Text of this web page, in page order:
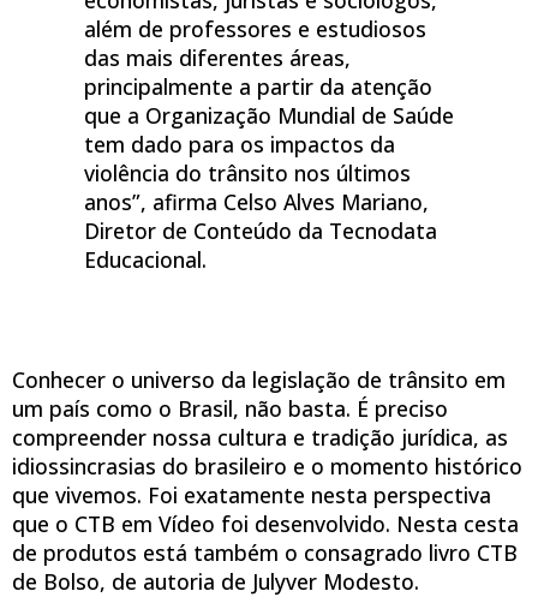
além de professores e estudiosos
das mais diferentes áreas,
principalmente a partir da atenção
que a Organização Mundial de Saúde
tem dado para os impactos da
violência do trânsito nos últimos
anos”, afirma Celso Alves Mariano,
Diretor de Conteúdo da Tecnodata
Educacional.
Conhecer o universo da legislação de trânsito em
um país como o Brasil, não basta. É preciso
compreender nossa cultura e tradição jurídica, as
idiossincrasias do brasileiro e o momento histórico
que vivemos. Foi exatamente nesta perspectiva
que o CTB em Vídeo foi desenvolvido. Nesta cesta
de produtos está também o consagrado livro CTB
de Bolso, de autoria de Julyver Modesto.